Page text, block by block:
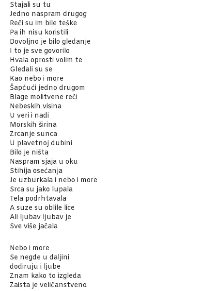
Stajali su tu
Jedno naspram drugog
Reči su im bile teške
Pa ih nisu koristili
Dovoljno je bilo gledanje
I to je sve govorilo
Hvala oprosti volim te
Gledali su se
Kao nebo i more
Šapćući jedno drugom
Blage molitvene reči
Nebeskih visina
U veri i nadi
Morskih širina
Zrcanje sunca
U plavetnoj dubini
Bilo je ništa
Naspram sjaja u oku
Stihija osećanja
Je uzburkala i nebo i more
Srca su jako lupala
Tela podrhtavala
A suze su oblile lice
Ali ljubav ljubav je
Sve više jačala
Nebo i more
Se negde u daljini
dodiruju i ljube
Znam kako to izgleda
Zaista je veličanstveno.